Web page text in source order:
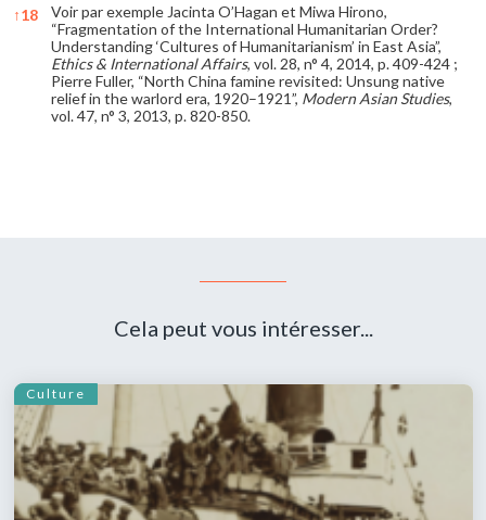
↑18
Voir par exemple Jacinta O’Hagan et Miwa Hirono,
“Fragmentation of the International Humanitarian Order?
Understanding ‘Cultures of Humanitarianism’ in East Asia”,
Ethics & International Affairs, vol. 28, n° 4, 2014, p. 409-424 ;
Pierre Fuller, “North China famine revisited: Unsung native
relief in the warlord era, 1920–1921”, Modern Asian Studies,
vol. 47, n° 3, 2013, p. 820-850.
Cela peut vous intéresser...
Culture